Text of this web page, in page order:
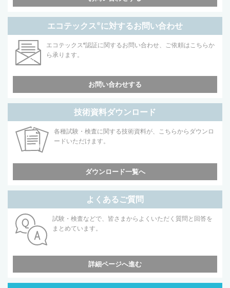
エコテックス®に対するお問い合わせ
エコテックス®認証に関するお問い合わせ、ご依頼はこちらか
ら承ります。
お問い合わせする
技術資料ダウンロード
各種試験・検査に関する技術資料が、こちらからダウンロ
ードいただけます。
ダウンロード一覧へ
よくあるご質問
試験・検査などで、皆さまからよくいただく質問と回答を
まとめています。
詳細ページへ進む